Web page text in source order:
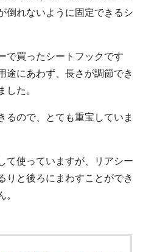
倒れないように固定できるシ
で買ったシートフックです
途にあわず、長さが調節でき
した。
るので、とても重宝していま
て使っていますが、リアシー
りと後ろにまわすことができ
。